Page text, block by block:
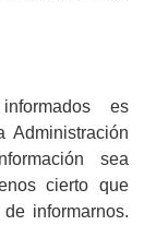
es
sea
cierto que
informarnos.